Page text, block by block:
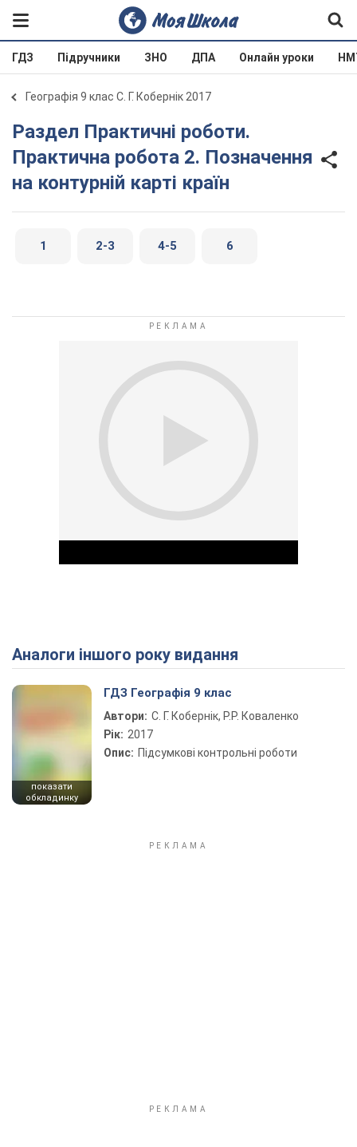
ГДЗ Підручники ЗНО ДПА Онлайн уроки
Географія 9 клас С. Г. Кобернік 2017
Раздел Практичні роботи.
Практична робота 2. Позначення
на контурній карті країн
1 2-3 4-5 6
Play Video
Аналоги іншого року видання
показати
обкладинку
ГДЗ Географія 9 клас
Автори: С. Г. Кобернік, Р.Р. Коваленко
Рік: 2017
Опис: Підсумкові контрольні роботи